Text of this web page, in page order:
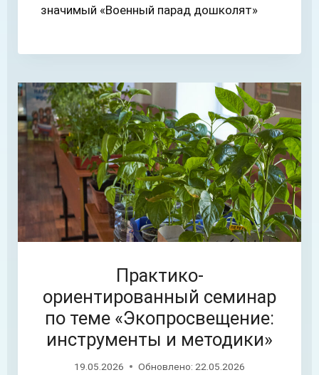
значимый «Военный парад дошколят»
Практико-
ориентированный семинар
по теме «Экопросвещение:
инструменты и методики»
19.05.2026 Обновлено: 22.05.2026